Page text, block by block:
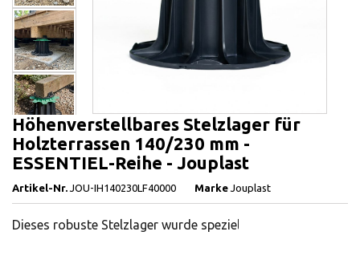
Höhenverstellbares Stelzlager für
Holzterrassen 140/230 mm -
ESSENTIEL-Reihe - Jouplast
Artikel-Nr. JOU-IH140230LF40000 Marke Jouplast
Dieses robuste Stelzlager wurde speziell für die Erstellung